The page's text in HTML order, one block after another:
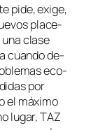
pi­de, exi­ge,
pla­ce­
cla­se
cuan­do de­
eco­
por
el má­xi­mo
lu­gar, TAZ